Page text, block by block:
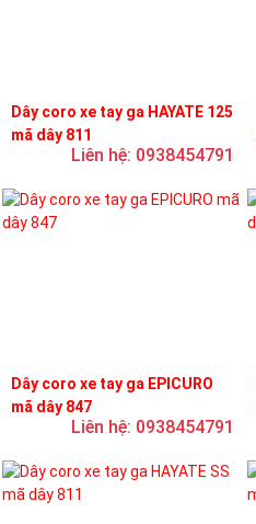
Dây coro xe tay ga HAYATE 125
mã dây 811
Liên hệ: 0938454791
Dây coro xe tay ga EPICURO
mã dây 847
Liên hệ: 0938454791